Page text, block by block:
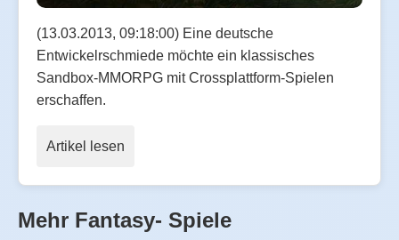
(13.03.2013, 09:18:00) Eine deutsche
Entwickelrschmiede möchte ein klassisches
Sandbox-MMORPG mit Crossplattform-Spielen
erschaffen.
Artikel lesen
Mehr Fantasy- Spiele